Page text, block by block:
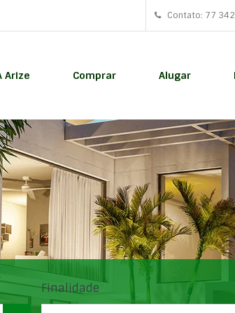
Contato: 77
Arize Comprar Alugar
Finalidade